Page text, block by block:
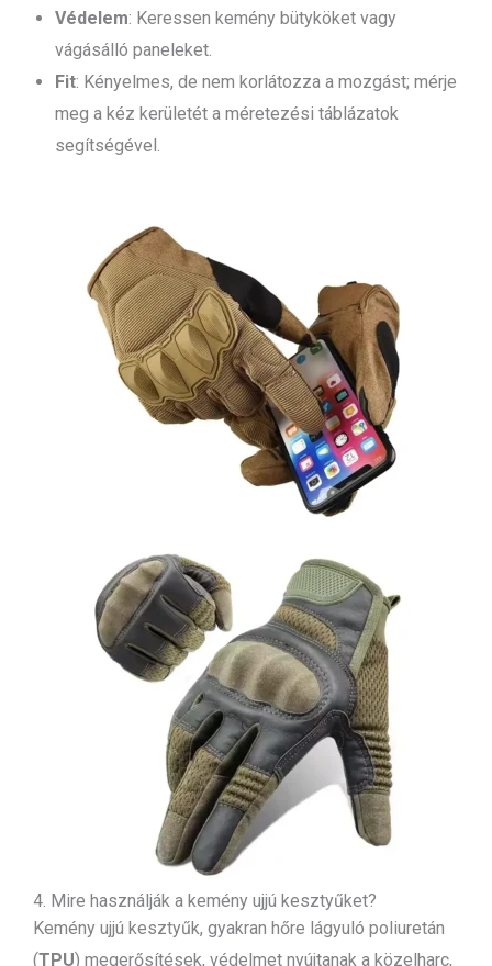
Védelem: Keressen kemény bütyköket vagy
vágásálló paneleket.
Fit: Kényelmes, de nem korlátozza a mozgást; mérje
meg a kéz kerületét a méretezési táblázatok
segítségével.
4. Mire használják a kemény ujjú kesztyűket?
Kemény ujjú kesztyűk, gyakran hőre lágyuló poliuretán
(TPU) megerősítések, védelmet nyújtanak a közelharc,